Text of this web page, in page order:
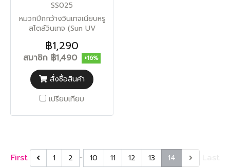
SS025
หมวกปีกกว้างวินเทจเนียบหรู
สไตล์วินเทจ (Sun UV
฿1,290
สมาชิก ฿1,490 +16%
สั่งซื้อสินค้า
เปรียบเทียบ
First 1 2 … 10 11 12 13 14